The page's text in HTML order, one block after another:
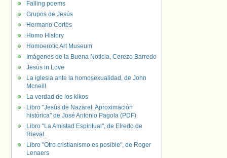
Falling poems
Grupos de Jesús
Hermano Cortés
Homo History
Homoerotic Art Museum
Imágenes de la Buena Noticia, Cerezo Barredo
Jesús in Love
La iglesia ante la homosexualidad, de John
Mcneill
La verdad de los kikos
Libro "Jesús de Nazaret. Aproximación
histórica" de José Antonio Pagola (PDF)
Libro "La Amistad Espiritual", de Elredo de
Rieval.
Libro "Otro cristianismo es posible", de Roger
Lenaers